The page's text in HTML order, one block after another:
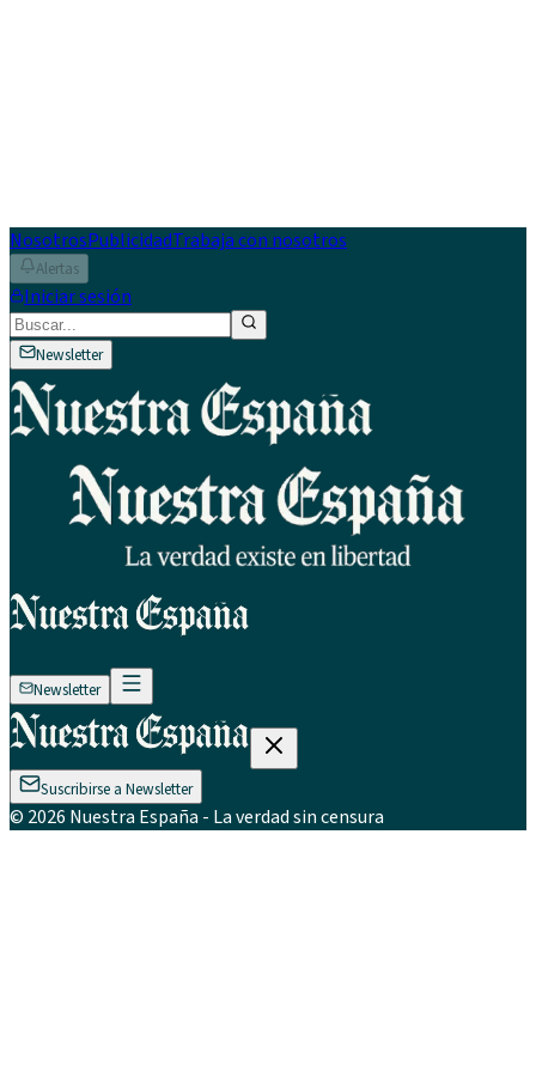
NosotrosPublicidadTrabaja con nosotros
Alertas
Iniciar sesión
Newsletter
Newsletter
Suscribirse a Newsletter
© 2026 Nuestra España - La verdad sin censura